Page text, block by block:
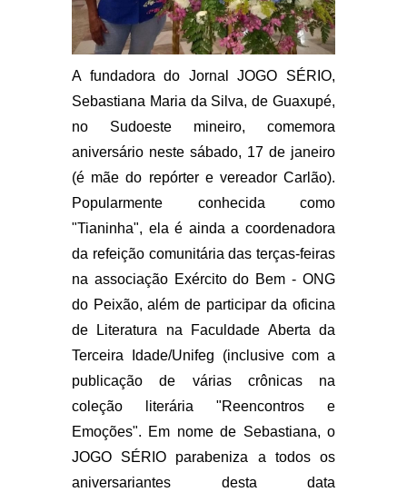
A fundadora do Jornal JOGO SÉRIO,
Sebastiana Maria da Silva, de Guaxupé,
no Sudoeste mineiro, comemora
aniversário neste sábado, 17 de janeiro
(é mãe do repórter e vereador Carlão).
Popularmente conhecida como
"Tianinha", ela é ainda a coordenadora
da refeição comunitária das terças-feiras
na associação Exército do Bem - ONG
do Peixão, além de participar da oficina
de Literatura na Faculdade Aberta da
Terceira Idade/Unifeg (inclusive com a
publicação de várias crônicas na
coleção literária "Reencontros e
Emoções". Em nome de Sebastiana, o
JOGO SÉRIO parabeniza a todos os
aniversariantes desta data